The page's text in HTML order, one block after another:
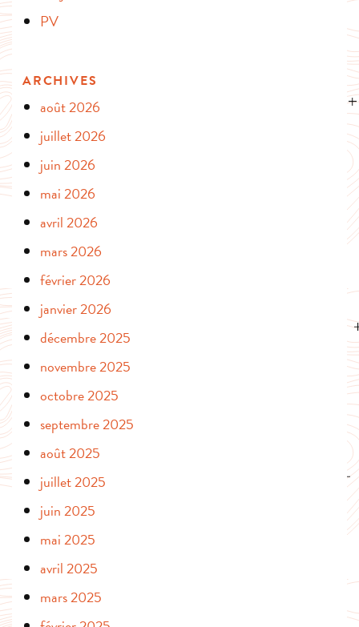
PV
ARCHIVES
août 2026
juillet 2026
juin 2026
mai 2026
avril 2026
mars 2026
février 2026
janvier 2026
décembre 2025
novembre 2025
octobre 2025
septembre 2025
août 2025
juillet 2025
juin 2025
mai 2025
avril 2025
mars 2025